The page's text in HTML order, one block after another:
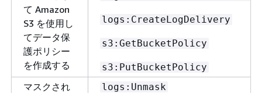
て Amazon
S3 を使用し
てデータ保
護ポリシー
を作成する
logs:CreateLogDelivery
s3:GetBucketPolicy
s3:PutBucketPolicy
マスクされ
logs:Unmask